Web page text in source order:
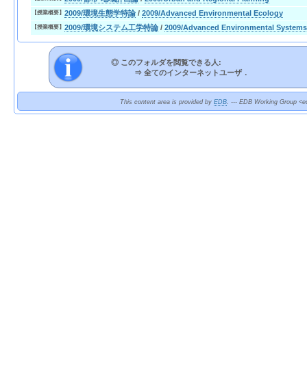
【授業概要】 2009/環境生態学特論 / 2009/Advanced Environmental Ecology
【授業概要】 2009/環境システム工学特論 / 2009/Advanced Environmental
◎ このフォルダを閲覧できる人:
⇒ 全てのインターネットユーザ．
This content area is provided by EDB. --- EDB Working Group